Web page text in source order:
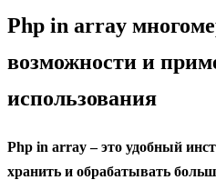
Php in array
возможности и
использования
Php in array – это удобный
хранить и обрабатывать